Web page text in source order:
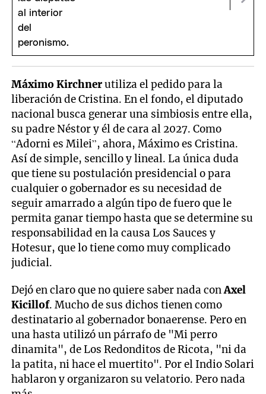
Máximo Kirchnerutiliza el pedido para la
liberación de Cristina. En el fondo, el diputado
nacional busca generar una simbiosis entre ella,
su padre Néstor y él de cara al 2027. Como
“Adorni es Milei”, ahora, Máximo es Cristina.
Así de simple, sencillo y lineal. La única duda
que tiene su postulación presidencial o para
cualquier o gobernador es su necesidad de
seguir amarrado a algún tipo de fuero que le
permita ganar tiempo hasta que se determine su
responsabilidad en la causa Los Sauces y
Hotesur, que lo tiene como muy complicado
judicial.
Dejó en claro que no quiere saber nada conAxel
Kicillof. Mucho de sus dichos tienen como
destinatario al gobernador bonaerense. Pero en
una hasta utilizó un párrafo de "Mi perro
dinamita", de Los Redonditos de Ricota, "ni da
la patita, ni hace el muertito". Por el Indio Solari
hablaron y organizaron su velatorio. Pero nada